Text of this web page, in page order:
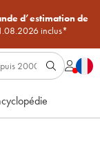
d’estimation de
inclus*